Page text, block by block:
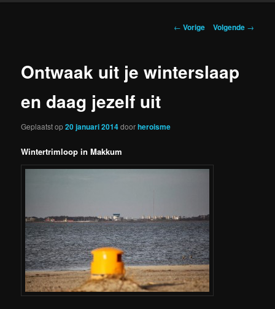
Berichtnavigatie
← Vorige Volgende →
Ontwaak uit je winterslaap
en daag jezelf uit
Geplaatst op20 januari 2014doorheroisme
Wintertrimloop in Makkum